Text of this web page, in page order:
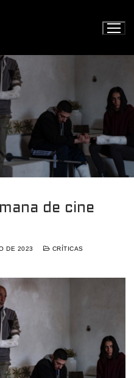
de cine
DE 2023
CRÍTICAS